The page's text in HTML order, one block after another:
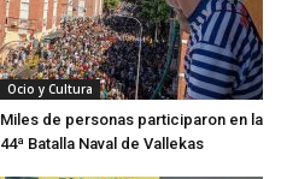
Ocio y Cultura
Miles de personas participaron en la
44ª Batalla Naval de Vallekas